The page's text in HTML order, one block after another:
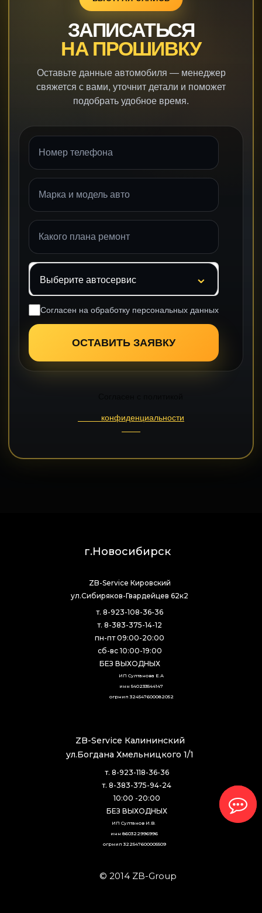
ЗАПИСАТЬСЯ
НА ПРОШИВКУ
Оставьте данные автомобиля — менеджер
свяжется с вами, уточнит детали и поможет
подобрать удобное время.
Согласен на обработку персональных данных
ОСТАВИТЬ ЗАЯВКУ
конфиденциальности
© 2014 ZB-Group
г.Новосибирск
т. 8-923-108-36-36
т. 8-383-375-14-12
пн-пт 09:00-20:00
сб-вс 10:00-19:00
БЕЗ ВЫХОДНЫХ
ZB-Service Калининский
ул.Богдана Хмельницкого 1/1
т. 8-923-118-36-36
т. 8-383-375-94-24
10:00 -20:00
БЕЗ ВЫХОДНЫХ
ZB-Service Кировский
ул.Сибиряков-Гвардейцев 62к2
ИП Султанова Е.А
инн 540233544147
огрнип 324547600082052
ИП Султанов И.В.
инн 860322996996
огрнип 322547600005509